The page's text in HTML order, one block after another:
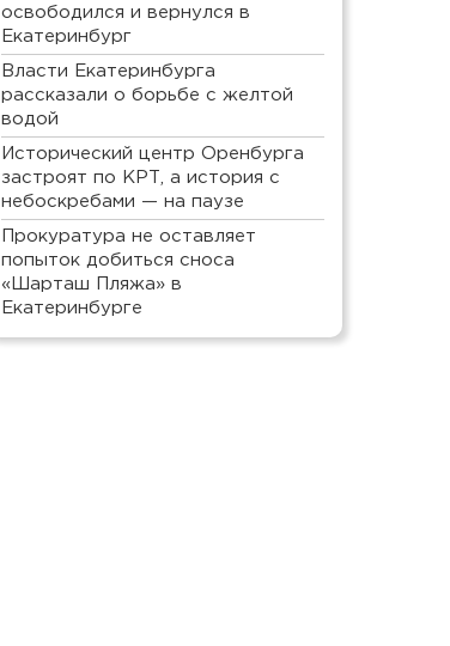
освободился и вернулся в
Екатеринбург
Власти Екатеринбурга
рассказали о борьбе с желтой
водой
Исторический центр Оренбурга
застроят по КРТ, а история с
небоскребами — на паузе
Прокуратура не оставляет
попыток добиться сноса
«Шарташ Пляжа» в
Екатеринбурге